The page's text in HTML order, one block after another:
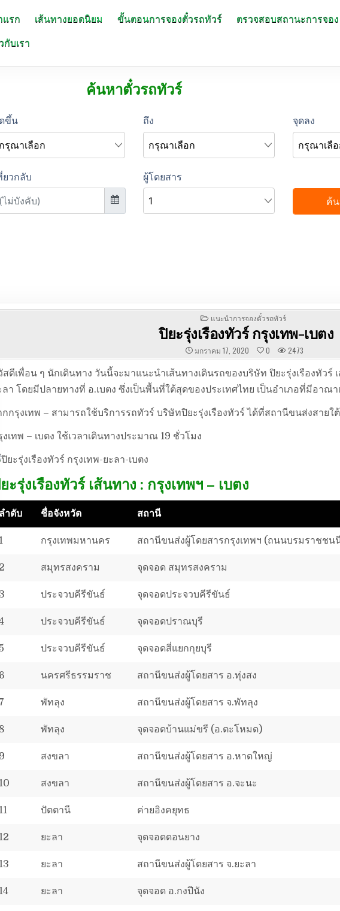
รก เส้นทางยอดนิยม ขั้นตอนการจองตั๋วรถทัวร์ ตรวจสอบสถานะการจอง
กับเรา
ค้นหาตั๋วรถทัวร์
POSTED
IN
แนะนำการจองตั๋วรถทัวร์
ปิยะรุ่งเรืองทัวร์ กรุงเทพ-เบตง
มกราคม 17, 2020 0 2473
สดีเพื่อน ๆ นักเดินทาง วันนี้จะมาแนะนำเส้นทางเดินรถของบริษัท ปิยะรุ่งเรืองทัวร์
ลา โดยมีปลายทางที่ อ.เบตง ซึ่งเป็นพื้นที่ใต้สุดของประเทศไทย เป็นอำเภอที่มีอาณา
กกรุงเทพ – สามารถใช้บริการรถทัวร์ บริษัทปิยะรุ่งเรืองทัวร์ ได้ที่สถานีขนส่งสาย
งเทพ – เบตง ใช้เวลาเดินทางประมาณ 19 ชั่วโมง
ะรุ่งเรืองทัวร์ เส้นทาง : กรุงเทพฯ – เบตง
ำดับ ชื่อจังหวัด สถานี
กรุงเทพมหานคร สถานีขนส่งผู้โดยสารกรุงเทพฯ (ถนนบรมราชชน
สมุทรสงคราม จุดจอด สมุทรสงคราม
ประจวบคีรีขันธ์ จุดจอดประจวบคีรีขันธ์
ประจวบคีรีขันธ์ จุดจอดปราณบุรี
ประจวบคีรีขันธ์ จุดจอดสี่แยกกุยบุรี
นครศรีธรรมราช สถานีขนส่งผู้โดยสาร อ.ทุ่งสง
พัทลุง สถานีขนส่งผู้โดยสาร จ.พัทลุง
พัทลุง จุดจอดบ้านแม่ขรี (อ.ตะโหมด)
สงขลา สถานีขนส่งผู้โดยสาร อ.หาดใหญ่
สงขลา สถานีขนส่งผู้โดยสาร อ.จะนะ
ปัตตานี ค่ายอิงคยุทธ
ยะลา จุดจอดดอนยาง
ยะลา สถานีขนส่งผู้โดยสาร จ.ยะลา
ยะลา จุดจอด อ.กงปีนัง